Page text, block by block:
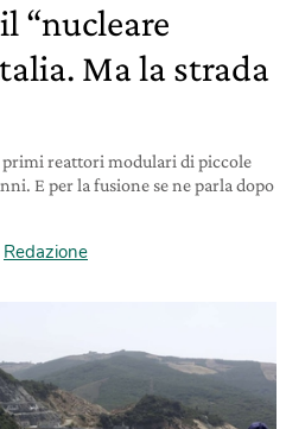
“nucleare
Ma la strada
primi reattori modulari di piccole
E per la fusione se ne parla dopo
Redazione